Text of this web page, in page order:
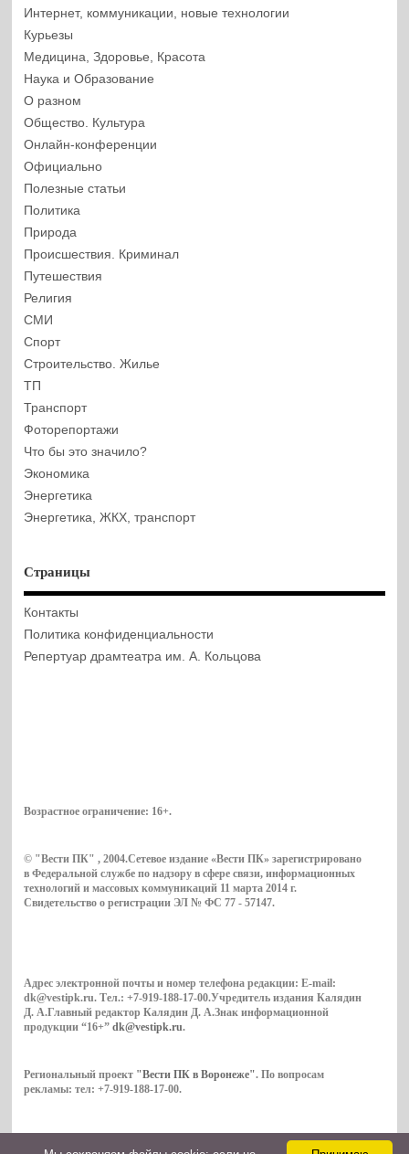
Интернет, коммуникации, новые технологии
Курьезы
Медицина, Здоровье, Красота
Наука и Образование
О разном
Общество. Культура
Онлайн-конференции
Официально
Полезные статьи
Политика
Природа
Происшествия. Криминал
Путешествия
Религия
СМИ
Спорт
Строительство. Жилье
ТП
Транспорт
Фоторепортажи
Что бы это значило?
Экономика
Энергетика
Энергетика, ЖКХ, транспорт
Страницы
Контакты
Политика конфиденциальности
Репертуар драмтеатра им. А. Кольцова
Возрастное ограничение: 16+.
© "Вести ПК" , 2004.Сетевое издание «Вести ПК» зарегистрировано
в Федеральной службе по надзору в сфере связи, информационных
технологий и массовых коммуникаций 11 марта 2014 г.
Свидетельство о регистрации ЭЛ № ФС 77 - 57147.
Адрес электронной почты и номер телефона редакции: E-mail:
dk@vestipk.ru. Тел.: +7-919-188-17-00.Учредитель издания Калядин
Д. А.Главный редактор Калядин Д. А.Знак информационной
продукции “16+”dk@vestipk.ru.
Региональный проект "Вести ПК в Воронеже". По вопросам
рекламы: тел: +7-919-188-17-00.